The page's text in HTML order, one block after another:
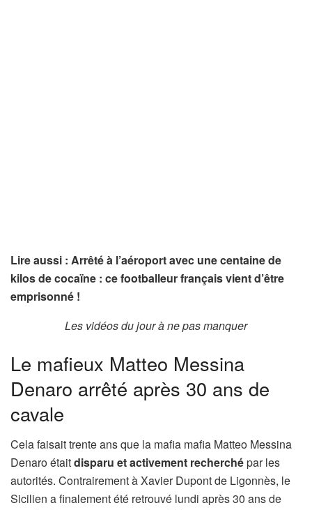
Lire aussi : Arrêté à l’aéroport avec une centaine de
kilos de cocaïne : ce footballeur français vient d’être
emprisonné !
Les vidéos du jour à ne pas manquer
Le mafieux Matteo Messina
Denaro arrêté après 30 ans de
cavale
Cela faisait trente ans que la mafia mafia Matteo Messina
Denaro étaitdisparu et activement recherchépar les
autorités. Contrairement à Xavier Dupont de Ligonnès, le
Sicilien a finalement été retrouvé lundi après 30 ans de